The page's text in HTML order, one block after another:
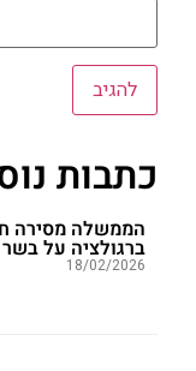
כתבות
הממשלה מסירה
ברגולציה על
18/02/2026